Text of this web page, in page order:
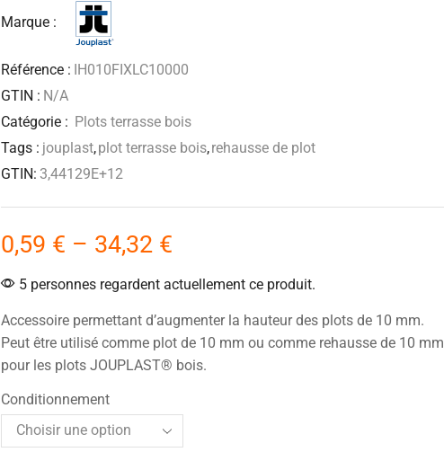
Marque :
Référence : IH010FIXLC10000
GTIN : N/A
Catégorie : Plots terrasse bois
Tags : jouplast,plot terrasse bois,rehausse de plot
GTIN: 3,44129E+12
0,59 € – 34,32 €
5 personnes regardent actuellement ce produit.
Accessoire permettant d’augmenter la hauteur des plots de 10 mm.
Peut être utilisé comme plot de 10 mm ou comme rehausse de 10 mm
pour les plots JOUPLAST® bois.
Conditionnement